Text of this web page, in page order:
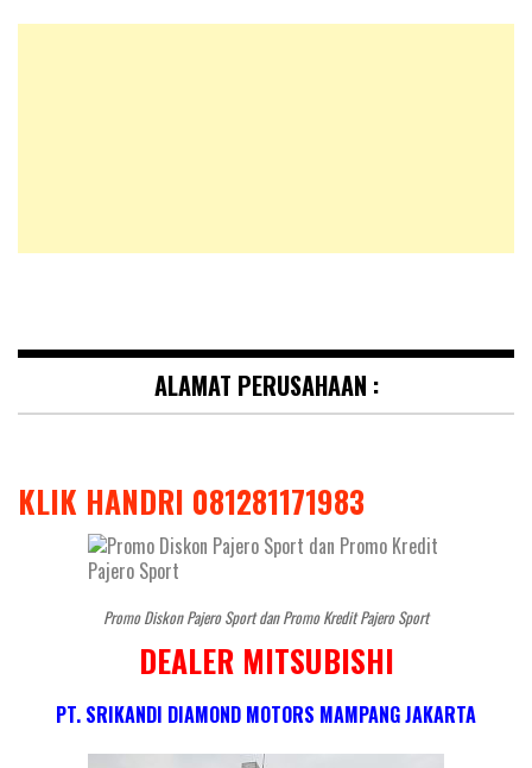
ALAMAT PERUSAHAAN :
KLIK HANDRI 081281171983
Promo Diskon Pajero Sport dan Promo Kredit Pajero Sport
DEALER MITSUBISHI
PT. SRIKANDI DIAMOND MOTORS MAMPANG JAKARTA